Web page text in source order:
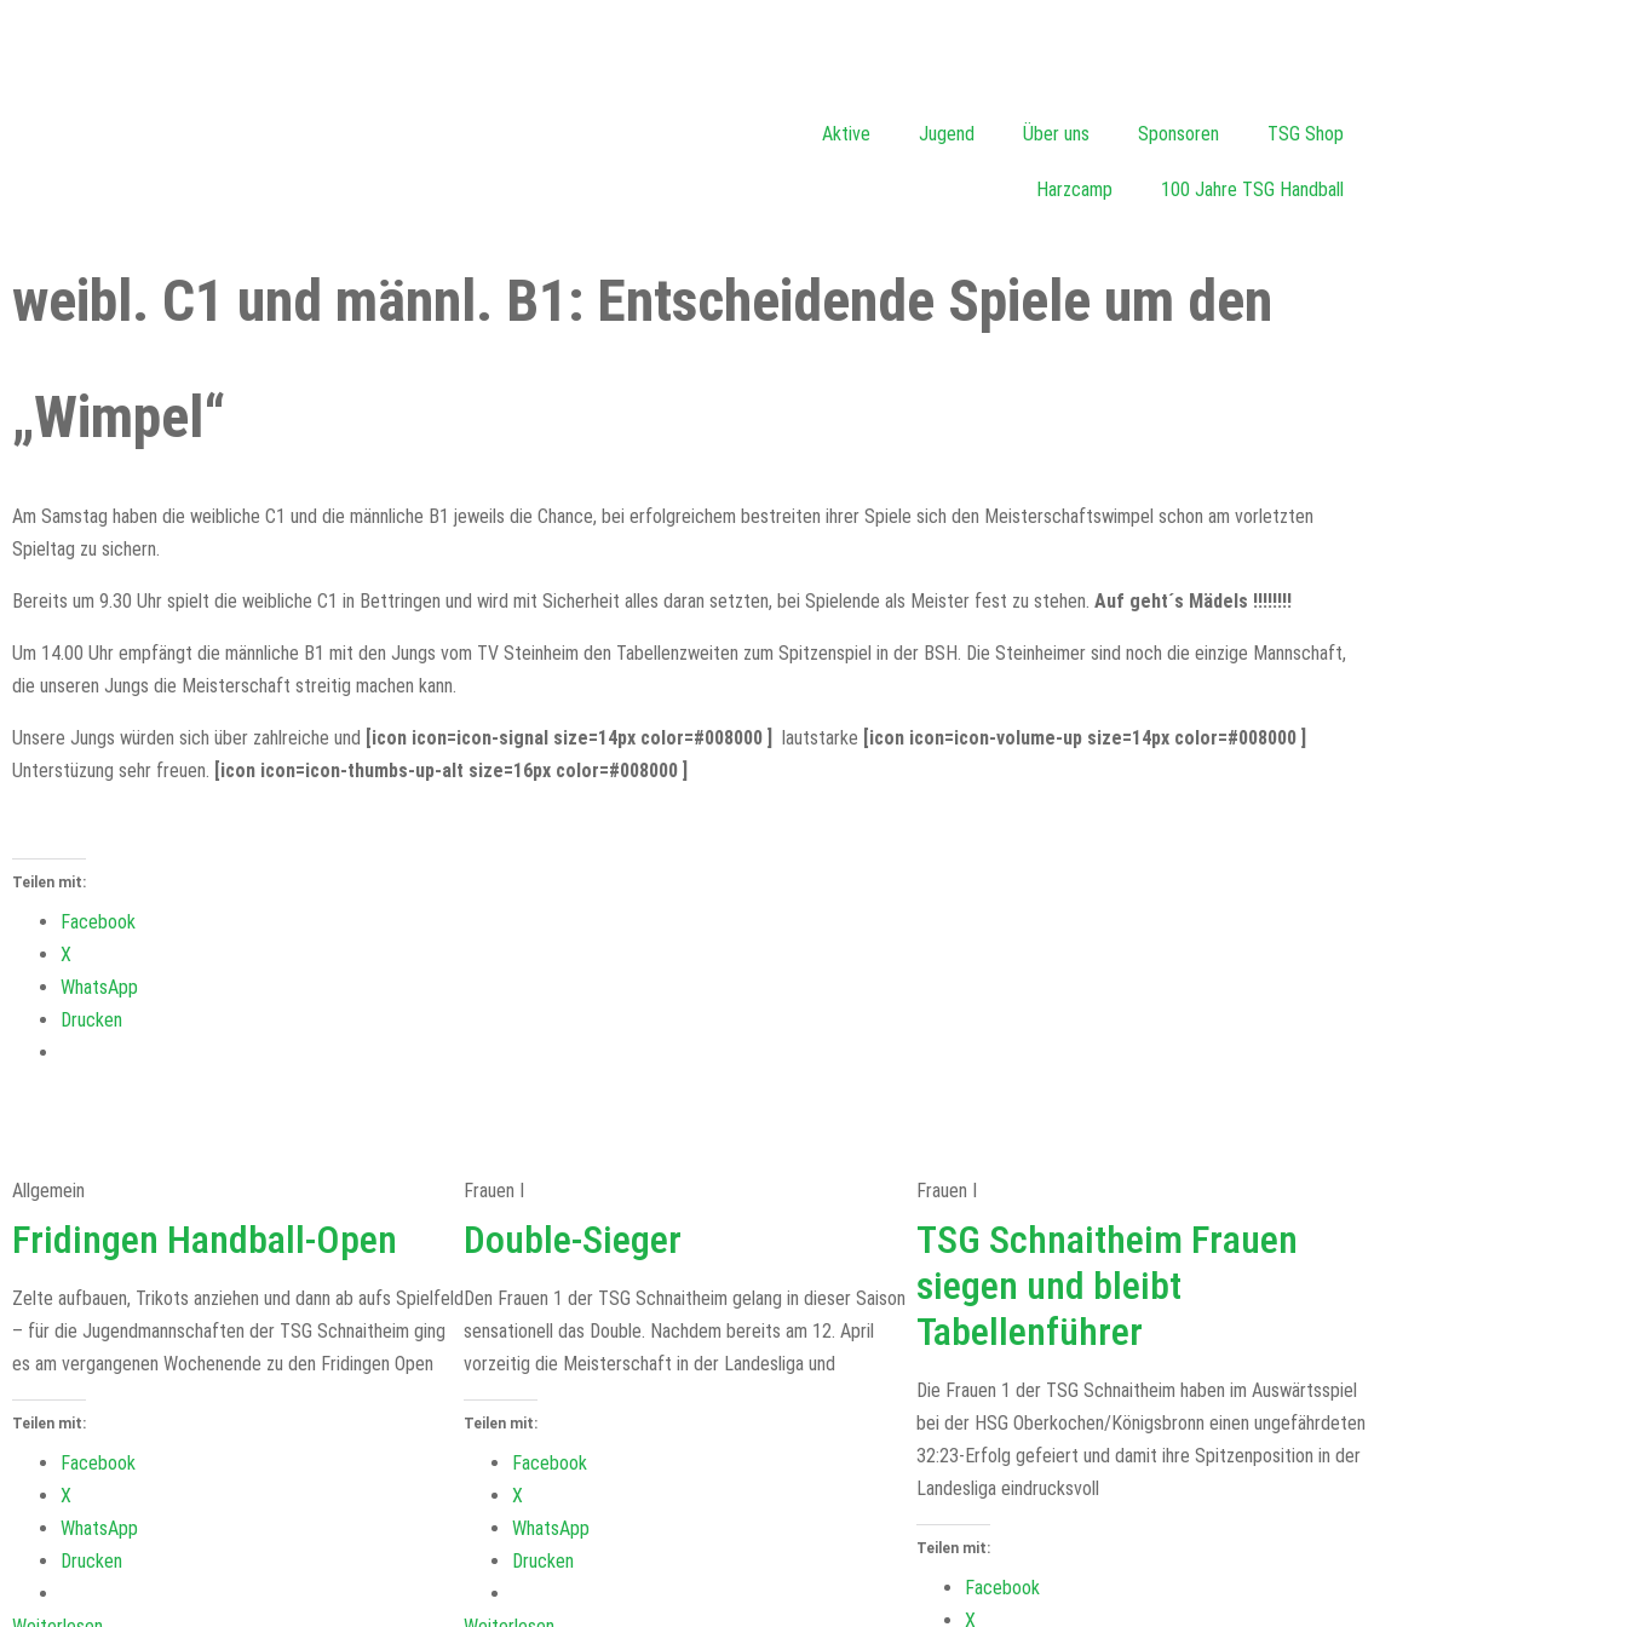
Aktive Jugend Über uns Sponsoren TSG Shop
Harzcamp 100 Jahre TSG Handball
weibl. C1 und männl. B1: Entscheidende Spiele um den
„Wimpel“
Am Samstag haben die weibliche C1 und die männliche B1 jeweils die Chance, bei erfolgreichem bestreiten ihrer Spiele sich den Meisterschaftswimpel schon am vorletzten
Spieltag zu sichern.
Bereits um 9.30 Uhr spielt die weibliche C1 in Bettringen und wird mit Sicherheit alles daran setzten, bei Spielende als Meister fest zu stehen. Auf geht´s Mädels !!!!!!!!
Um 14.00 Uhr empfängt die männliche B1 mit den Jungs vom TV Steinheim den Tabellenzweiten zum Spitzenspiel in der BSH. Die Steinheimer sind noch die einzige Mannschaft,
die unseren Jungs die Meisterschaft streitig machen kann.
Unsere Jungs würden sich über zahlreiche und [icon icon=icon-signal size=14px color=#008000 ] lautstarke [icon icon=icon-volume-up size=14px color=#008000 ]
Unterstüzung sehr freuen. [icon icon=icon-thumbs-up-alt size=16px color=#008000 ]
Teilen mit:
Facebook
X
WhatsApp
Drucken
Allgemein
Fridingen Handball-Open
Zelte aufbauen, Trikots anziehen und dann ab aufs Spielfeld
– für die Jugendmannschaften der TSG Schnaitheim ging
es am vergangenen Wochenende zu den Fridingen Open
Teilen mit:
Facebook
X
WhatsApp
Drucken
Frauen I
Double-Sieger
Den Frauen 1 der TSG Schnaitheim gelang in dieser Saison
sensationell das Double. Nachdem bereits am 12. April
vorzeitig die Meisterschaft in der Landesliga und
Teilen mit:
Facebook
X
WhatsApp
Drucken
Frauen I
TSG Schnaitheim Frauen
siegen und bleibt
Tabellenführer
Die Frauen 1 der TSG Schnaitheim haben im Auswärtsspiel
bei der HSG Oberkochen/Königsbronn einen ungefährdeten
32:23-Erfolg gefeiert und damit ihre Spitzenposition in der
Landesliga eindrucksvoll
Teilen mit:
Facebook
X